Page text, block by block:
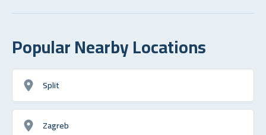
Popular Nearby Locations
Split
Zagreb